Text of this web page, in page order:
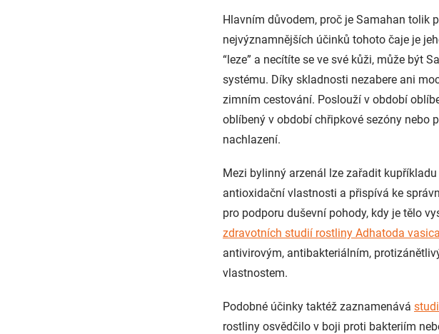
Hlavním důvodem, proč je Samahan tolik
nejvýznamnějších účinků tohoto čaje je
“leze” a necítíte se ve své kůži, může být
systému. Díky skladnosti nezabere ani
zimním cestování. Poslouží v období
oblíbený v období chřipkové sezóny nebo
nachlazení.
Mezi bylinný arzenál lze zařadit kupříkladu
antioxidační vlastnosti a přispívá ke
pro podporu duševní pohody, kdy je tělo
zdravotních studií rostliny Adhatoda vasica
antivirovým, antibakteriálním,
vlastnostem.
Podobné účinky taktéž zaznamenává
rostliny osvědčilo v boji proti bakteriím